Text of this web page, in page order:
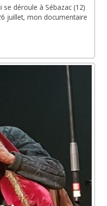
se déroule à Sébazac (12)
juillet, mon documentaire